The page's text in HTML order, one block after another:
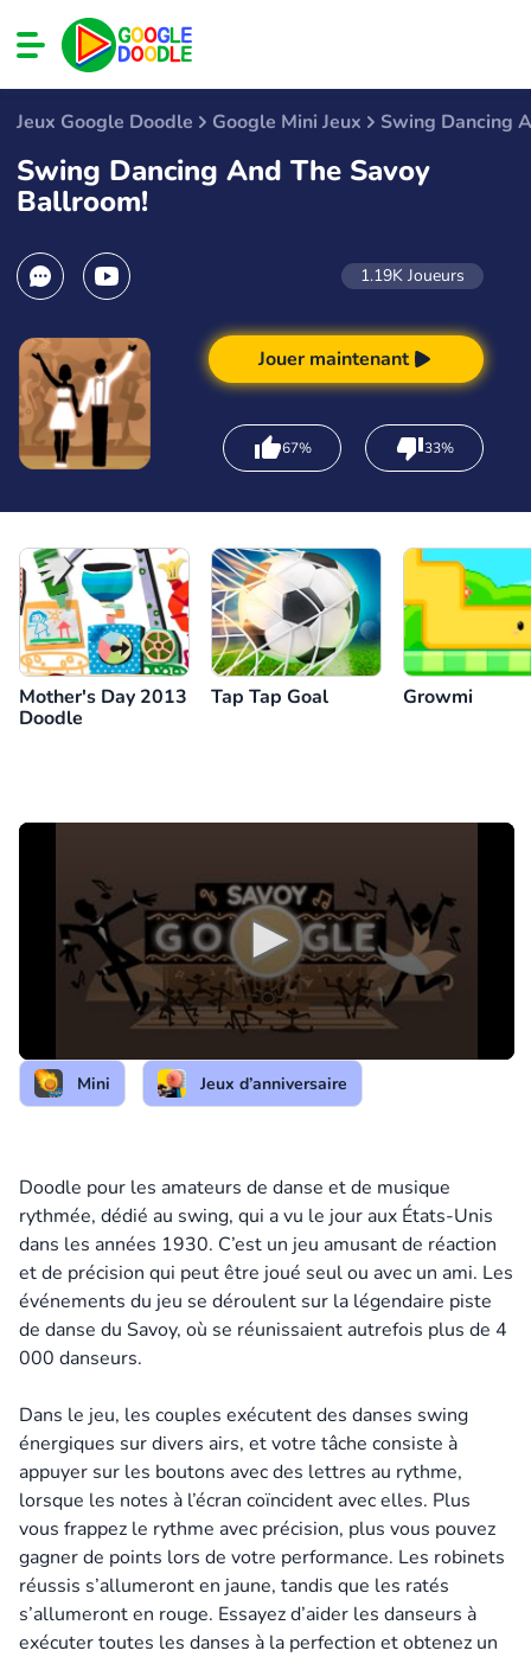
Jeux Google Doodle Google Mini Jeux Swing Dancing
Swing Dancing And The Savoy
Ballroom!
1.19K Joueurs
Jouer maintenant
67% 33%
Mother's Day 2013
Doodle
Tap Tap Goal Growmi
Mini Jeux d’anniversaire
Doodle pour les amateurs de danse et de musique
rythmée, dédié au swing, qui a vu le jour aux États-Unis
dans les années 1930. C’est un jeu amusant de réaction
et de précision qui peut être joué seul ou avec un ami. Les
événements du jeu se déroulent sur la légendaire piste
de danse du Savoy, où se réunissaient autrefois plus de 4
000 danseurs.
Dans le jeu, les couples exécutent des danses swing
énergiques sur divers airs, et votre tâche consiste à
appuyer sur les boutons avec des lettres au rythme,
lorsque les notes à l’écran coïncident avec elles. Plus
vous frappez le rythme avec précision, plus vous pouvez
gagner de points lors de votre performance. Les robinets
réussis s’allumeront en jaune, tandis que les ratés
s’allumeront en rouge. Essayez d’aider les danseurs à
exécuter toutes les danses à la perfection et obtenez un